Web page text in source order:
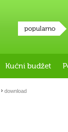
popularno
Kućni budžet
› download